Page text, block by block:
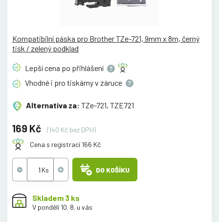
Kompatibilní páska pro Brother TZe-721, 9mm x 8m, černý
tisk / zelený podklad
Lepší cena po přihlášení
Vhodné i pro tiskárny v záruce
Alternativa za: TZe-721, TZE721
169 Kč
(140 Kč bez DPH)
Cena s registrací 166 Kč
DO KOŠÍKU
Skladem 3 ks
V pondělí 10. 8. u vás